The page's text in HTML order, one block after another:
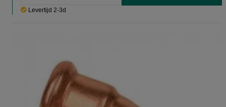
Levertijd 2-3d